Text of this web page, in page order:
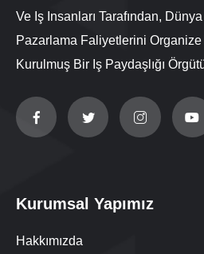
Ve Iş Insanları Tarafından,
Pazarlama Faliyetlerini Organize
Kurulmuş Bir Iş Paydaşlığı
Kurumsal Yapımız
Hakkımızda